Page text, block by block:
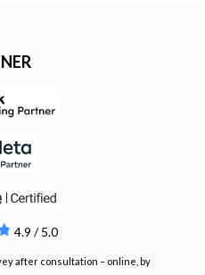
4.9 / 5.0
after consultation – online, by